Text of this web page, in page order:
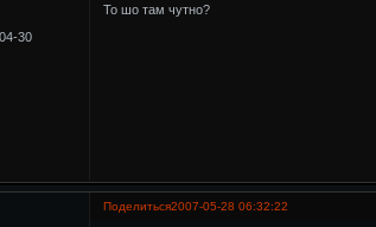
30
То шо там чутно?
Поделиться2007-05-28 06:32:22